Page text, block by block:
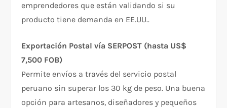
emprendedores que están validando si su
producto tiene demanda en EE.UU..
Exportación Postal vía SERPOST (hasta US$
7,500 FOB)
Permite envíos a través del servicio postal
peruano sin superar los 30 kg de peso. Una buena
opción para artesanos, diseñadores y pequeños